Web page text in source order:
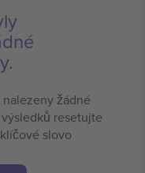
žádné
resetujte
slovo